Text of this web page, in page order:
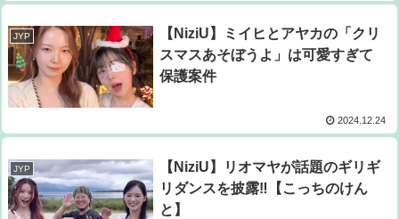
JYP
【NiziU】ミイヒとアヤカの「クリ
スマスあそぼうよ」は可愛すぎて
保護案件
2024.12.24
JYP
【NiziU】リオマヤが話題のギリギ
リダンスを披露‼【こっちのけん
と】